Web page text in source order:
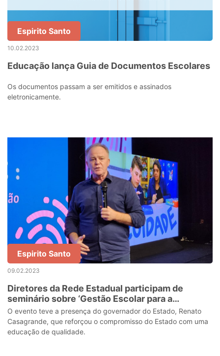
Espirito Santo
10.02.2023
Educação lança Guia de Documentos Escolares
Os documentos passam a ser emitidos e assinados
eletronicamente.
Espirito Santo
09.02.2023
Diretores da Rede Estadual participam de
seminário sobre ‘Gestão Escolar para a
Equidade’
O evento teve a presença do governador do Estado, Renato
Casagrande, que reforçou o compromisso do Estado com uma
educação de qualidade.